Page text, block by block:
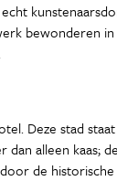
bewonderen
Deze stad
alleen kaas;
de